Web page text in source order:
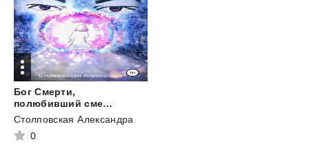
Бог Смерти,
полюбивший смертную
Столповская Александра
0